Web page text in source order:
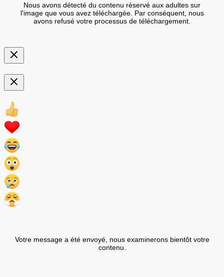
Nous avons détecté du contenu réservé aux adultes sur
l'image que vous avez téléchargée. Par conséquent, nous
avons refusé votre processus de téléchargement.
Votre message a été envoyé, nous examinerons bientôt votre
contenu.